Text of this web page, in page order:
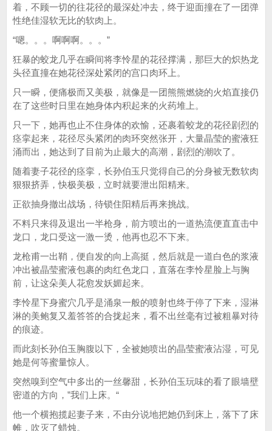
着，不顾一切的往花径的最深处冲去，终于迎面撞在了一团弹
性绝佳湿软无比的软肉上。
“嗯。。。啊啊啊。。。”
狂暴的蛟龙几乎在瞬间将李怜星的花径撑满，那巨大的炽热龙
头径直撞在她花径深处紧闭的宫口肉环上。
只一瞬，便痛极而又美极，就像是一团熊熊燃烧的火焰直接仍
在了这些时日里在她身体内积起来的火药堆上。
只一下，她再也止不住身体的欢愉，还裹着蛟龙的花径剧烈的
痉挛起来，花径尽头紧闭的肉环突然张开，大量晶莹的蜜液狂
涌而出，她达到了目前为止最大的高潮，剧烈的潮吹了。
随着妻子花径的痉挛，长孙伯玉只觉得自己的分身被无数软肉
狠狠挤弄，快极美极，立时就要泄出阳精来。
正欲抽身撤出战场，待锁住阳精后再来挑战。
不料只来得及退出一半枪身，前方喷出的一道热流便直直击中
龙口，龙口受这一激一烫，他再也忍不下来。
龙枪甫一出鞘，便自发的向上高挺，然后就是一道白色的浆液
冲出被晶莹蜜液包裹的肉红色龙口，直落在李怜星脸上与胸
前，让这朵美人花愈发妖媚起来。
李怜星下身蜜穴几乎是涌泉一般的喷射也终于停了下来，湿淋
淋的美鲍复又羞答答的合拢起来，看不出丝毫有过被粗暴对待
的痕迹。
而此刻长孙伯玉胸腹以下，全被她喷出的晶莹蜜液沾湿，可见
她是何等蜜量惊人。
突然嗅到空气中多出的一丝馨甜，长孙伯玉玩味的看了眼墙壁
密道的方向，”我们上床。“
他一个横抱揽起妻子来，不由分说地把她仍到床上，落下了床
帷，吹灭了蜡烛。